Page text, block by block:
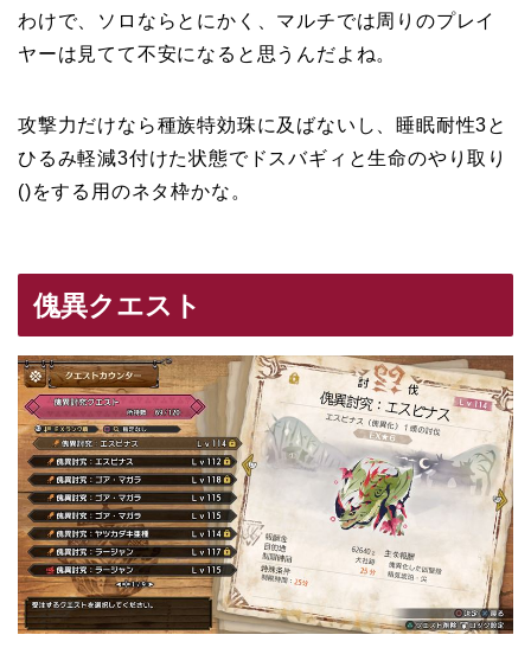
わけで、ソロならとにかく、マルチでは周りのプレイ
ヤーは見てて不安になると思うんだよね。
攻撃力だけなら種族特効珠に及ばないし、睡眠耐性3と
ひるみ軽減3付けた状態でドスバギィと生命のやり取り
()をする用のネタ枠かな。
傀異クエスト